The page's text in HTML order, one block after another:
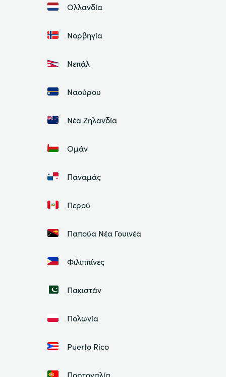
Ολλανδία
Νορβηγία
Νεπάλ
Ναούρου
Νέα Ζηλανδία
Ομάν
Παναμάς
Περού
Παπούα Νέα Γουινέα
Φιλιππίνες
Πακιστάν
Πολωνία
Puerto Rico
Πορτογαλία